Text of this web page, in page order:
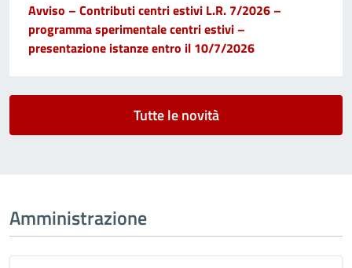
Avviso – Contributi centri estivi L.R. 7/2026 –
programma sperimentale centri estivi –
presentazione istanze entro il 10/7/2026
Tutte le novità
Amministrazione